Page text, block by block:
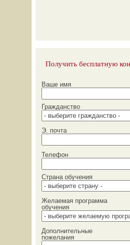
Получить бесплатную
Ваше имя
Гражданство
Э. почта
Телефон
Страна обучения
Желаемая программа
обучения
Дополнительные
пожелания